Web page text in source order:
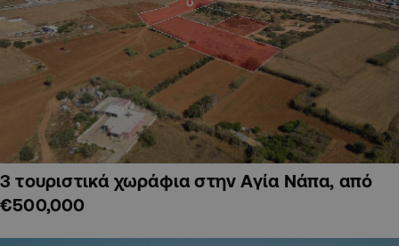
3 τουριστικά χωράφια στην Αγία Νάπα, από
€500,000